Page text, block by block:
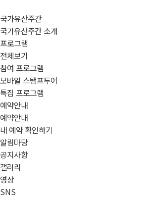
국가유산주간
국가유산주간 소개
프로그램
전체보기
참여 프로그램
모바일 스탬프투어
특집 프로그램
예약안내
예약안내
내 예약 확인하기
알림마당
공지사항
갤러리
영상
SNS